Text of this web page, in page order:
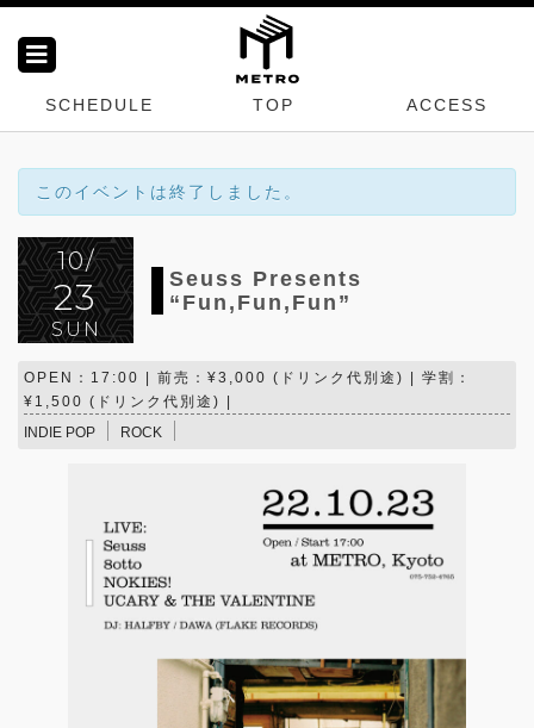
SCHEDULE TOP ACCESS
このイベントは終了しました。
10/
23
SUN
Seuss Presents
“Fun,Fun,Fun”
OPEN：17:00 | 前売：¥3,000 (ドリンク代別途) | 学割：
¥1,500 (ドリンク代別途) |
INDIE POP
ROCK